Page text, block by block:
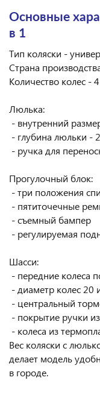
Основные
в 1
Тип коляски -
Страна
Количество колес - 4
Люлька:
- внутренний
- глубина люльки -
- ручка для
Прогулочный блок:
- три положения
- пятиточечные
- съемный бампер
- регулируемая
Шасси:
- передние колеса
- диаметр колес 20
- центральный
- покрытие ручки
- колеса из
Вес коляски с
делает модель
в городе.